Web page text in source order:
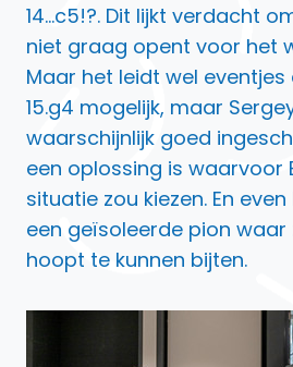
14…c5!?. Dit lijkt verdacht
niet graag opent voor het
Maar het leidt wel eventjes
15.g4 mogelijk, maar
waarschijnlijk goed
een oplossing is waarvoor
situatie zou kiezen. En
een geïsoleerde pion
hoopt te kunnen bijten.